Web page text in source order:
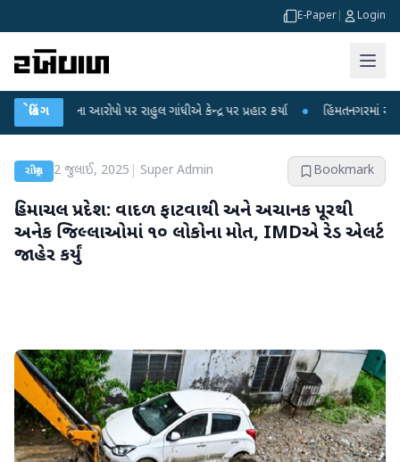
E-Paper Login
બ્રેકિંગ
આરોપો પર રાહુલ ગાંધીએ કેન્દ્ર પર પ્રહાર કર્યા ● હિંમતનગરમાં રહસ્યમય વાયરસ કે
રાષ્ટ્રીય 2 જુલાઈ, 2025 Super Admin Bookmark
હિમાચલ પ્રદેશ: વાદળ ફાટવાથી અને અચાનક પૂરથી
અનેક જિલ્લાઓમાં ૧૦ લોકોના મોત, IMDએ રેડ એલર્ટ
જાહેર કર્યું